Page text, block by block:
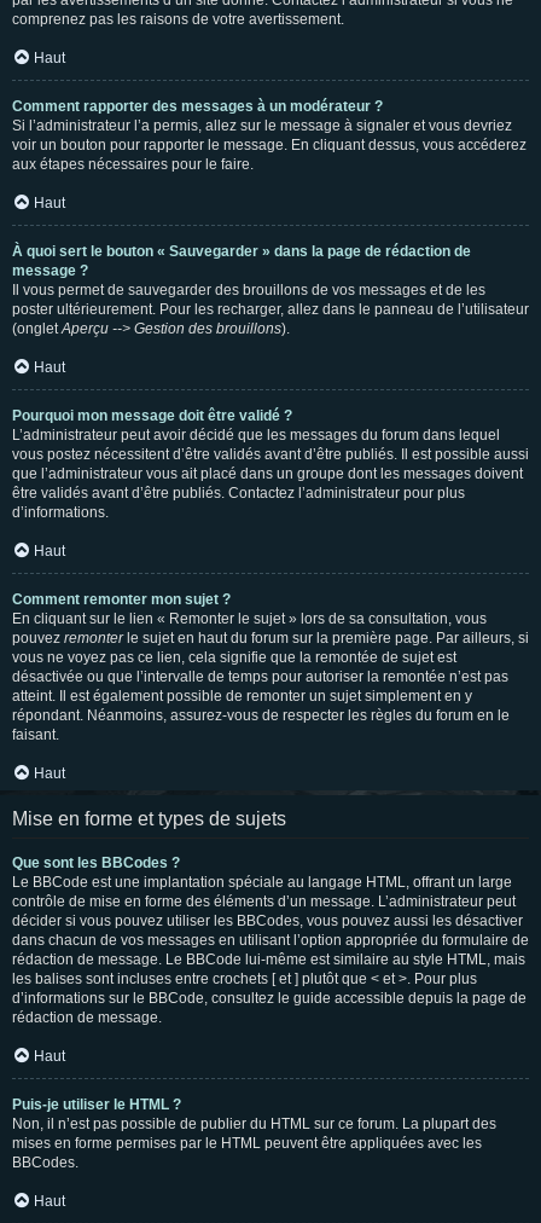
comprenez pas les raisons de votre avertissement.
Haut
Comment rapporter des messages à un modérateur ?
Si l’administrateur l’a permis, allez sur le message à signaler et vous devriez
voir un bouton pour rapporter le message. En cliquant dessus, vous accéderez
aux étapes nécessaires pour le faire.
Haut
À quoi sert le bouton « Sauvegarder » dans la page de rédaction de
message ?
Il vous permet de sauvegarder des brouillons de vos messages et de les
poster ultérieurement. Pour les recharger, allez dans le panneau de l’utilisateur
(ongletAperçu --> Gestion des brouillons).
Haut
Pourquoi mon message doit être validé ?
L’administrateur peut avoir décidé que les messages du forum dans lequel
vous postez nécessitent d’être validés avant d’être publiés. Il est possible aussi
que l’administrateur vous ait placé dans un groupe dont les messages doivent
être validés avant d’être publiés. Contactez l’administrateur pour plus
d’informations.
Haut
Comment remonter mon sujet ?
En cliquant sur le lien « Remonter le sujet » lors de sa consultation, vous
pouvez remonterle sujet en haut du forum sur la première page. Par ailleurs, si
vous ne voyez pas ce lien, cela signifie que la remontée de sujet est
désactivée ou que l’intervalle de temps pour autoriser la remontée n’est pas
atteint. Il est également possible de remonter un sujet simplement en y
répondant. Néanmoins, assurez-vous de respecter les règles du forum en le
faisant.
Haut
Mise en forme et types de sujets
Que sont les BBCodes ?
Le BBCode est une implantation spéciale au langage HTML, offrant un large
contrôle de mise en forme des éléments d’un message. L’administrateur peut
décider si vous pouvez utiliser les BBCodes, vous pouvez aussi les désactiver
dans chacun de vos messages en utilisant l’option appropriée du formulaire de
rédaction de message. Le BBCode lui-même est similaire au style HTML, mais
les balises sont incluses entre crochets [ et ] plutôt que < et >. Pour plus
d’informations sur le BBCode, consultez le guide accessible depuis la page de
rédaction de message.
Haut
Puis-je utiliser le HTML ?
Non, il n’est pas possible de publier du HTML sur ce forum. La plupart des
mises en forme permises par le HTML peuvent être appliquées avec les
BBCodes.
Haut